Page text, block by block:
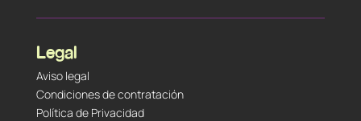
Legal
Aviso legal
Condiciones de contratación
Política de Privacidad